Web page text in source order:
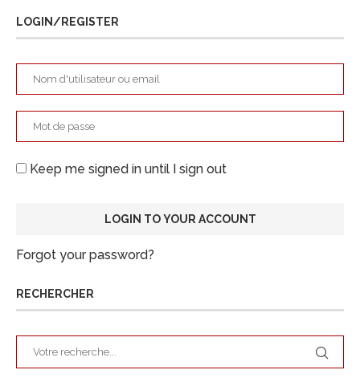
LOGIN/REGISTER
Keep me signed in until I sign out
Forgot your password?
RECHERCHER